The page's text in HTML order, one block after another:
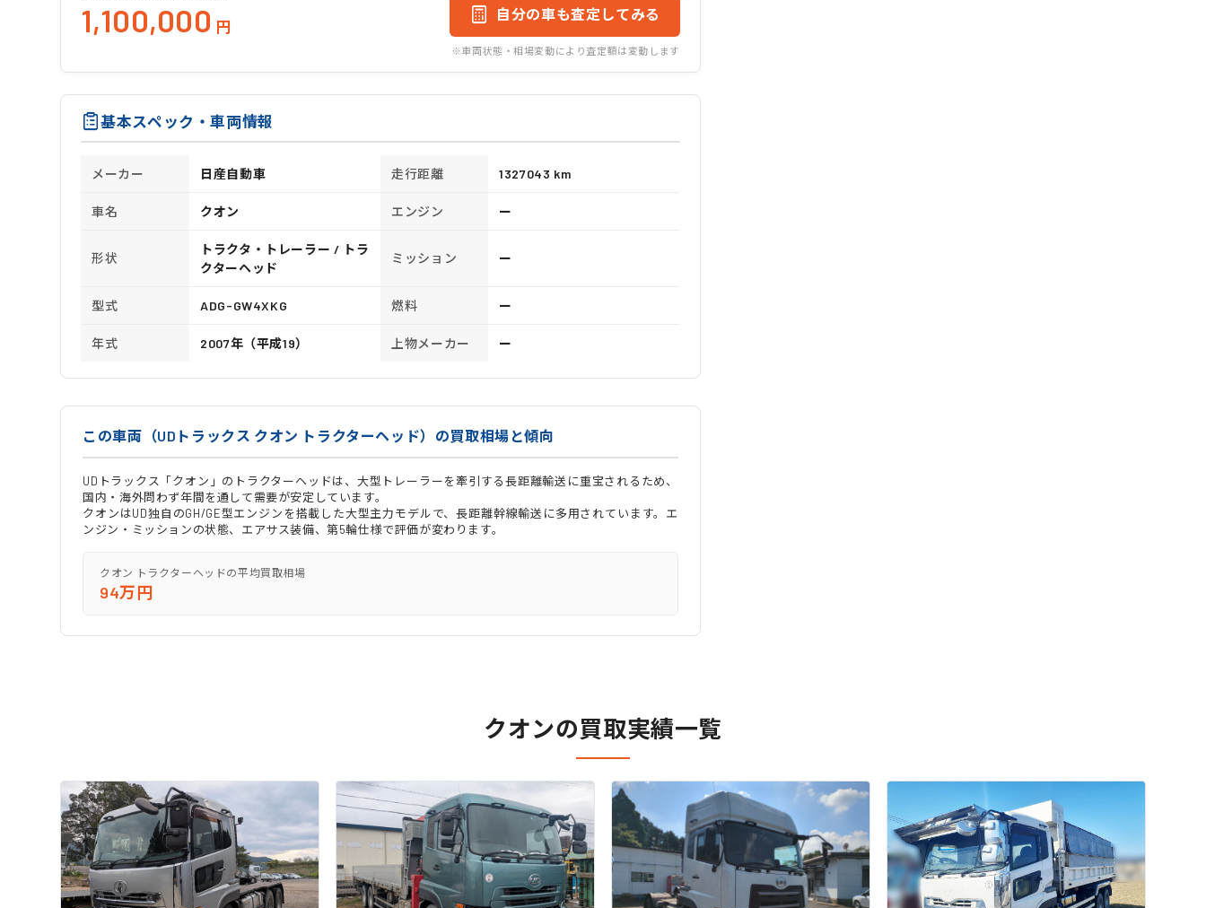
1,100,000 円
自分の車も査定してみる
※車両状態・相場変動により査定額は変動します
基本スペック・車両情報
メーカー 日産自動車 走行距離 1327043 km
車名 クオン エンジン ー
形状
トラクタ・トレーラー / トラ
クターヘッド
ミッション ー
型式 ADG-GW4XKG 燃料 ー
年式 2007年（平成19） 上物メーカー ー
この車両（UDトラックス クオン トラクターヘッド）の買取相場と傾向
UDトラックス「クオン」のトラクターヘッドは、大型トレーラーを牽引する長距離輸送に重宝されるため、
国内・海外問わず年間を通して需要が安定しています。
クオンはUD独自のGH/GE型エンジンを搭載した大型主力モデルで、長距離幹線輸送に多用されています。エ
ンジン・ミッションの状態、エアサス装備、第5輪仕様で評価が変わります。
クオン トラクターヘッドの平均買取相場
94万円
クオンの買取実績一覧